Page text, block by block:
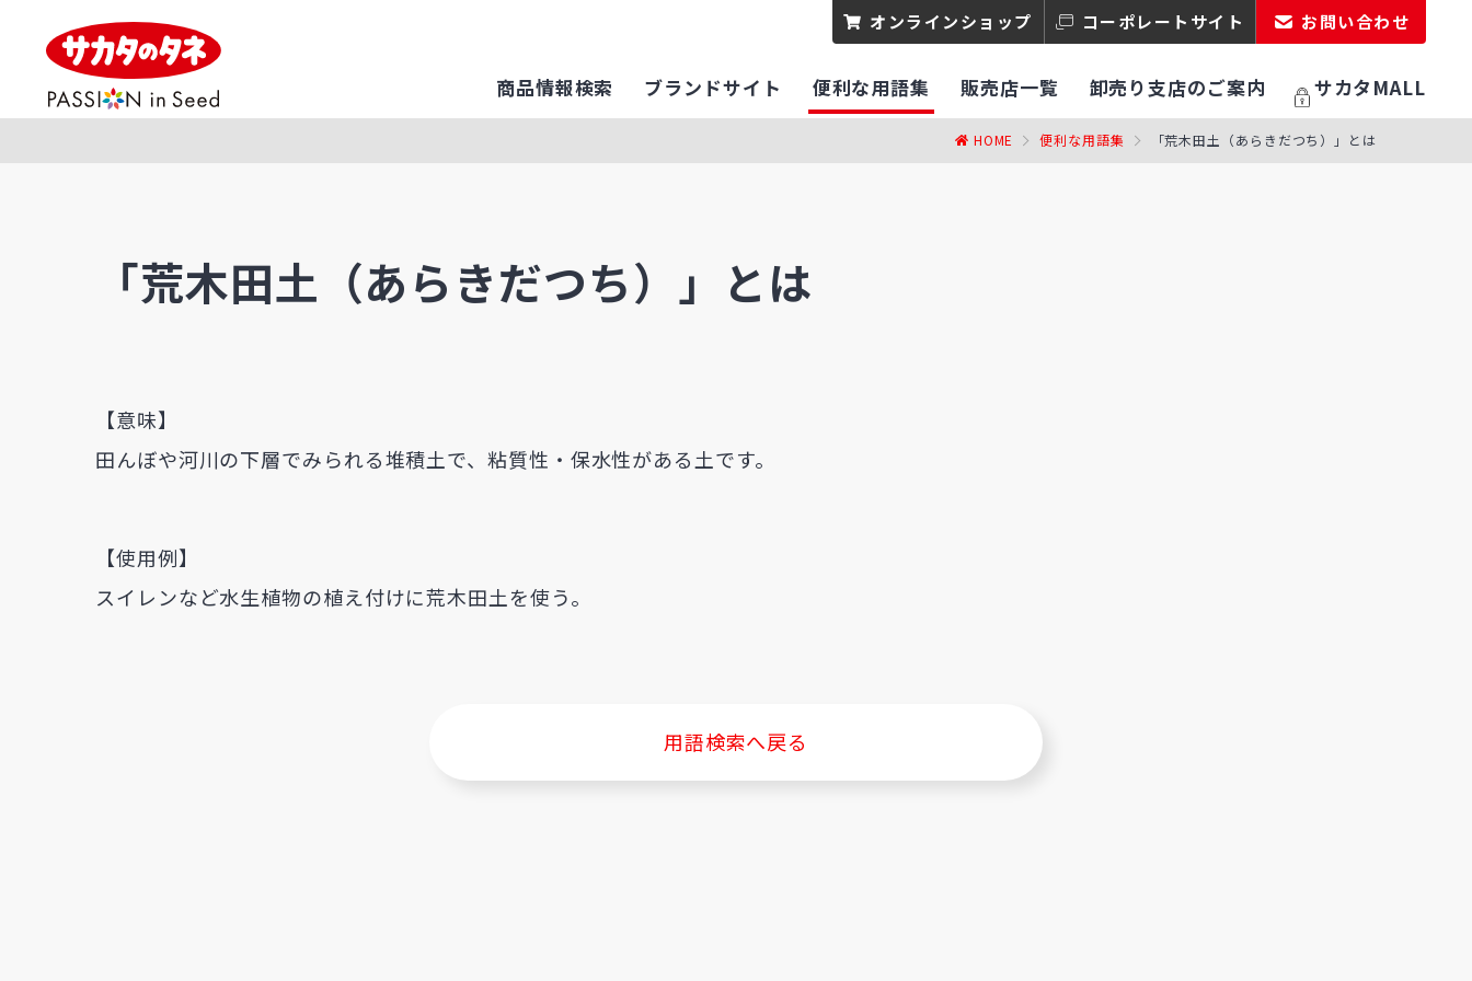
オンラインショップ コーポレートサイト お問い合わせ
商品情報検索 ブランドサイト 便利な用語集 販売店一覧 卸売り支店のご案内 サカタMALL
HOME 便利な用語集 「荒木田土（あらきだつち）」とは
「荒木田土（あらきだつち）」とは
【意味】
田んぼや河川の下層でみられる堆積土で、粘質性・保水性がある土です。
【使用例】
スイレンなど水生植物の植え付けに荒木田土を使う。
用語検索へ戻る